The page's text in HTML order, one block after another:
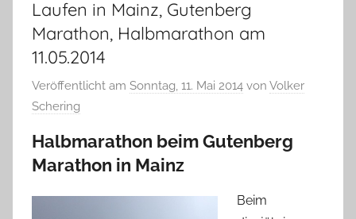
Laufen in Mainz, Gutenberg
Marathon, Halbmarathon am
11.05.2014
Veröffentlicht am Sonntag, 11. Mai 2014 von Volker
Schering
Halbmarathon beim Gutenberg
Marathon in Mainz
Beim